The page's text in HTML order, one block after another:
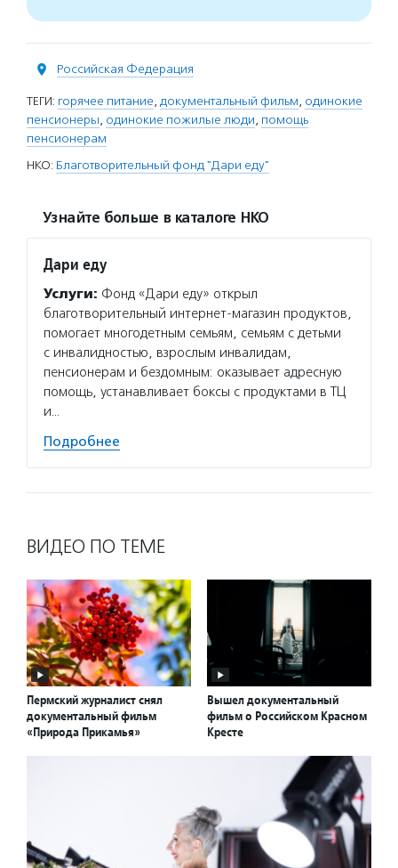
Российская Федерация
ТЕГИ: горячее питание, документальный фильм, одинокие
пенсионеры, одинокие пожилые люди, помощь
пенсионерам
НКО: Благотворительный фонд "Дари еду"
Узнайте больше в каталоге НКО
Дари еду
Услуги: Фонд «Дари еду» открыл
благотворительный интернет-магазин продуктов,
помогает многодетным семьям, семьям с детьми
с инвалидностью, взрослым инвалидам,
пенсионерам и бездомным: оказывает адресную
помощь, устанавливает боксы с продуктами в ТЦ
и…
Подробнее
ВИДЕО ПО ТЕМЕ
Пермский журналист снял
документальный фильм
«Природа Прикамья»
Вышел документальный
фильм о Российском Красном
Кресте